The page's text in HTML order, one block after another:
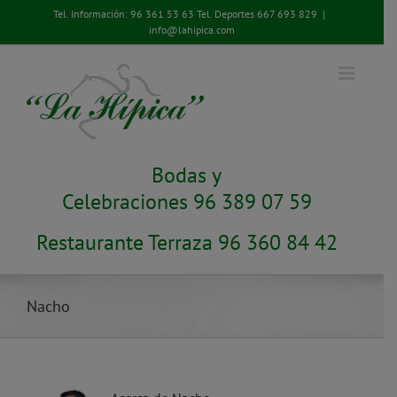
contenido
Tel. Información: 96 361 53 63 Tel. Deportes 667 693 829 |
info@lahipica.com
Bodas y
Celebraciones 96 389 07 59
Restaurante Terraza 96 360 84 42
Nacho